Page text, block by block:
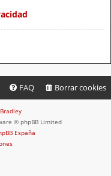
Borrar cookies
FAQ
© phpBB Limited
España